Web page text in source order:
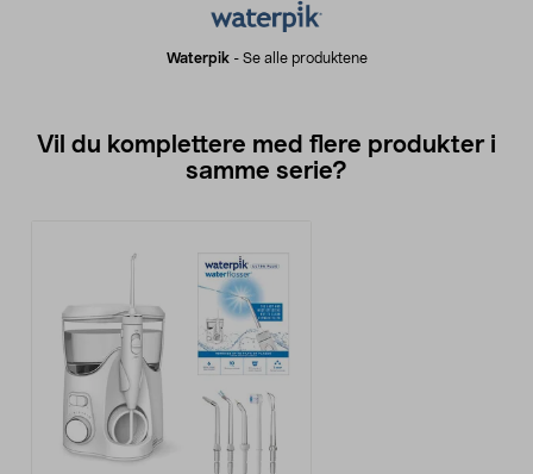
Waterpik- Se alle produktene
Vil du komplettere med flere produkter i
samme serie?